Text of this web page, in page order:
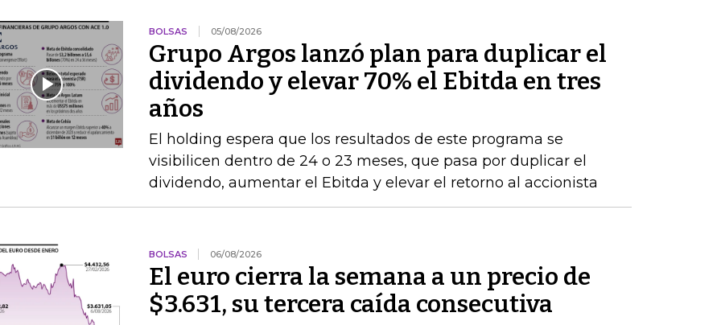
BOLSAS 05/08/2026
Grupo Argos lanzó plan para duplicar el
dividendo y elevar 70% el Ebitda en tres
años
El holding espera que los resultados de este programa se
visibilicen dentro de 24 o 23 meses, que pasa por duplicar el
dividendo, aumentar el Ebitda y elevar el retorno al accionista
BOLSAS 06/08/2026
El euro cierra la semana a un precio de
$3.631, su tercera caída consecutiva